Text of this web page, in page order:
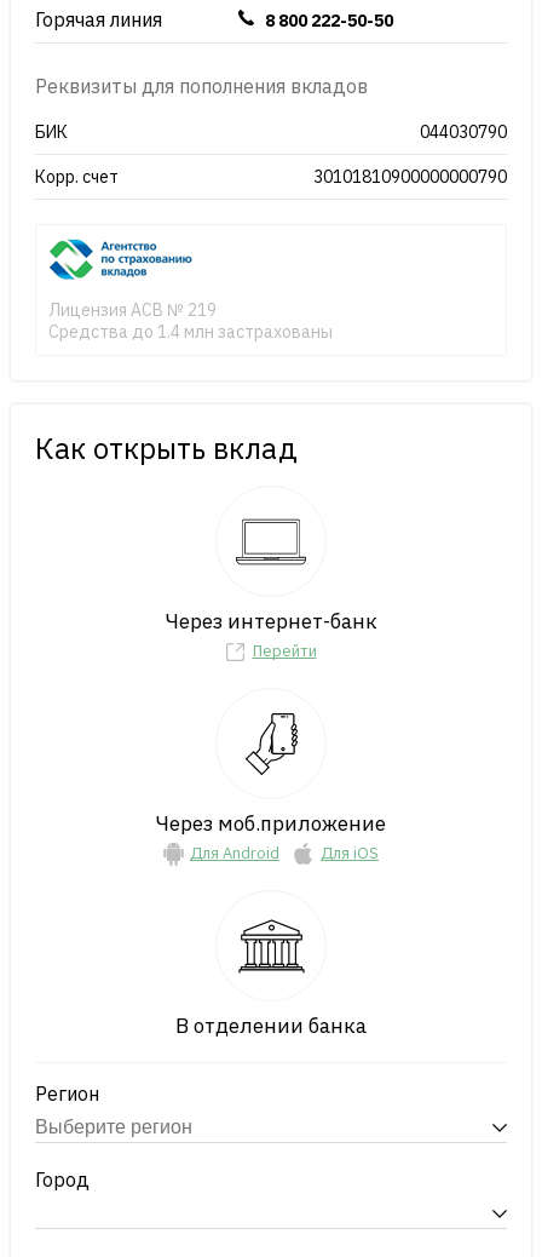
Горячая линия 8 800 222-50-50
Реквизиты для пополнения вкладов
БИК 044030790
Корр. счет 30101810900000000790
Лицензия АСВ № 219
Средства до 1.4 млн застрахованы
Как открыть вклад
Через интернет-банк
Перейти
Через моб.приложение
Для Android Для iOS
В отделении банка
Регион
Город